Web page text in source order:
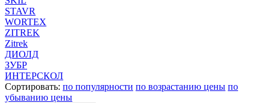
STAVR
WORTEX
ZITREK
Zitrek
ДИОЛД
ЗУБР
ИНТЕРСКОЛ
Сортировать: по популярности по возрастанию цены по
убыванию цены